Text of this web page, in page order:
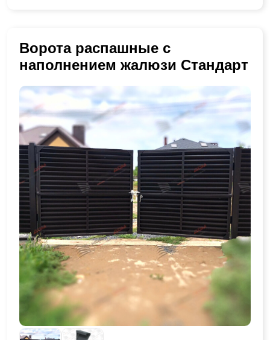
Ворота распашные с
наполнением жалюзи Стандарт